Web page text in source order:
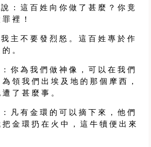
： 這 百 姓 向 你 做 了 甚 麼 ？ 你 竟
裡 ！
主 不 要 發 烈 怒 。 這 百 姓 專 於 作
。
你 為 我 們 做 神 像 ， 可 以 在 我 們
領 我 們 出 埃 及 地 的 那 個 摩 西 ，
了 甚 麼 事 。
凡 有 金 環 的 可 以 摘 下 來 ， 他 們
金 環 扔 在 火 中 ， 這 牛 犢 便 出 來